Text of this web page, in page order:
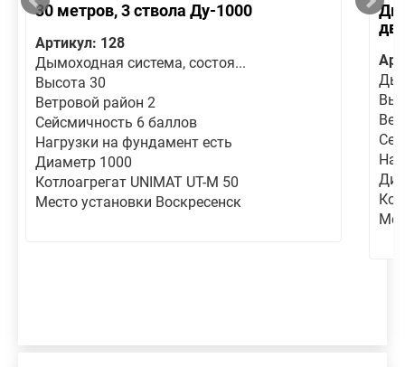
30 метров, 3 ствола Ду-1000
Артикул: 128
Дымоходная система, состоя...
Высота 30
Ветровой район 2
Сейсмичность 6 баллов
Нагрузки на фундамент есть
Диаметр 1000
Котлоагрегат UNIMAT UT-M 50
Место установки Воскресенск